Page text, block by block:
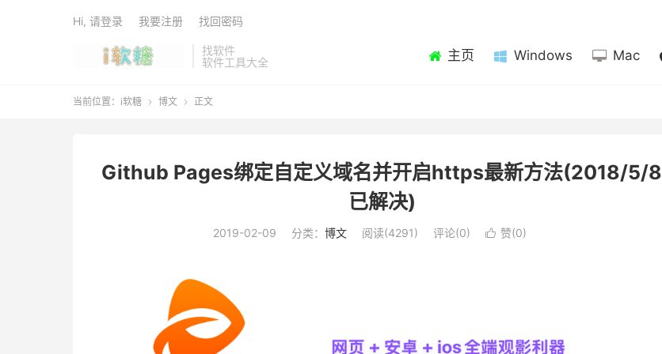
找软件
软件工具大全
主页 Windows Mac
Hi, 请登录 我要注册 找回密码
当前位置： i软糖  博文  正文
Github Pages绑定自定义域名并开启https最新方法(2018/5/8
已解决)
2019-02-09 分类： 博文 阅读(4291) 评论(0)  赞(0)